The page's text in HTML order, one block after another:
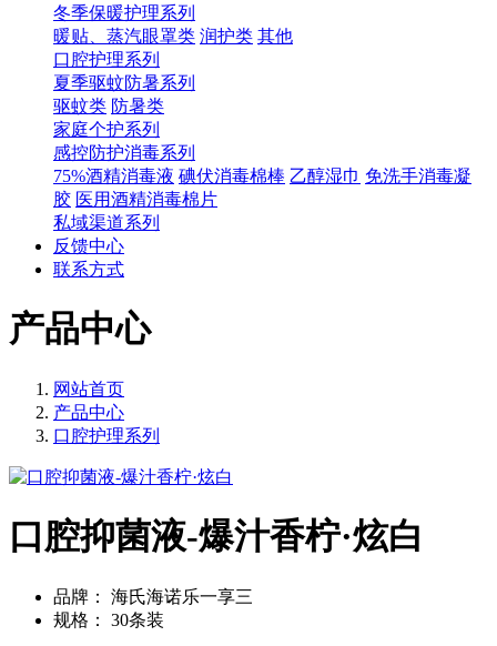
冬季保暖护理系列
暖贴、蒸汽眼罩类 润护类 其他
口腔护理系列
夏季驱蚊防暑系列
驱蚊类 防暑类
家庭个护系列
感控防护消毒系列
75%酒精消毒液 碘伏消毒棉棒 乙醇湿巾 免洗手消毒凝
胶 医用酒精消毒棉片
私域渠道系列
反馈中心
联系方式
产品中心
网站首页
产品中心
口腔护理系列
口腔抑菌液-爆汁香柠·炫白
品牌：
海氏海诺乐一享三
规格：
30条装